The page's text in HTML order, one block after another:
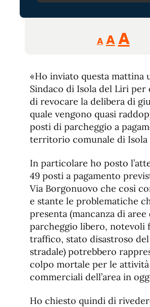
A
Reducir
tamaño
A
de
A
de
«Ho inviato questa mattina
Sindaco di Isola del Liri per
di revocare la delibera di
quale vengono quasi
posti di parcheggio a
territorio comunale di Isola
In particolare ho posto
49 posti a pagamento
Via Borgonuovo che così
e stante le problematiche
presenta (mancanza di aree
parcheggio libero, notevoli
traffico, stato disastroso
stradale) potrebbero
colpo mortale per le attività
commerciali dell’area in
Ho chiesto quindi di